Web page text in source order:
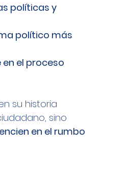
políticas y
político más
el proceso
su historia
sino
en el rumbo